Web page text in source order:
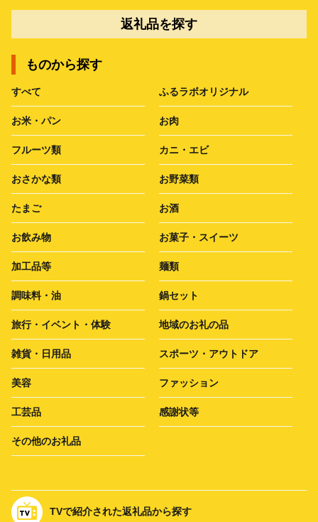
返礼品を探す
ものから探す
すべて ふるラボオリジナル
お米・パン お肉
フルーツ類 カニ・エビ
おさかな類 お野菜類
たまご お酒
お飲み物 お菓子・スイーツ
加工品等 麺類
調味料・油 鍋セット
旅行・イベント・体験 地域のお礼の品
雑貨・日用品 スポーツ・アウトドア
美容 ファッション
工芸品 感謝状等
その他のお礼品
TVで紹介された返礼品から探す